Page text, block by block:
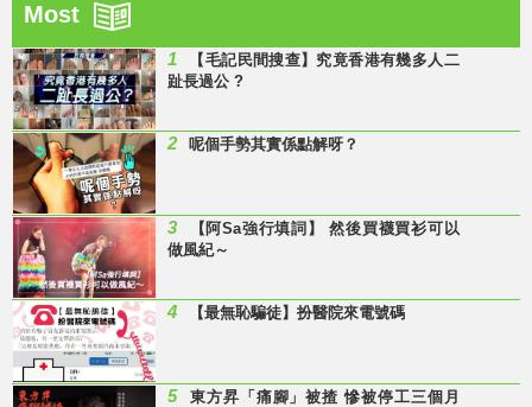
Most
1
【毛記民間搜查】究竟香港有幾多人二
趾長過公 ?
2 呢個手勢其實係點解呀？
3
【阿Sa強行填詞】 然後買襪買衫可以
做風紀～
4 【最無恥騙徒】扮醫院來電號碼
5
東方昇「痛腳」被揸 慘被停工三個月